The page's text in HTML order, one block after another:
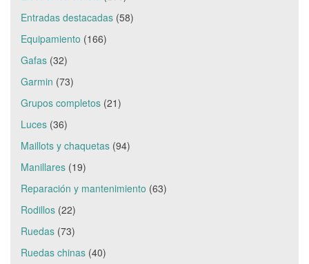
Entradas destacadas (58)
Equipamiento (166)
Gafas (32)
Garmin (73)
Grupos completos (21)
Luces (36)
Maillots y chaquetas (94)
Manillares (19)
Reparación y mantenimiento (63)
Rodillos (22)
Ruedas (73)
Ruedas chinas (40)